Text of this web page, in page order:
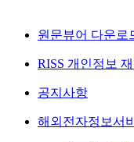
원문뷰어 다운로
RISS 개인정보 재
공지사항
해외전자정보서